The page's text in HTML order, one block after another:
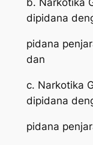
b. Narkotika
dipidana
pidana
dan
c. Narkotika
dipidana
pidana